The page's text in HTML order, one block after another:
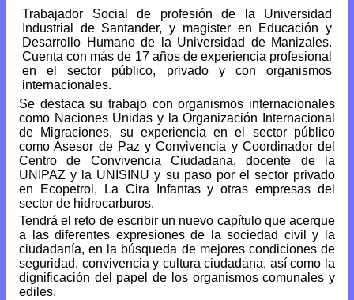
Trabajador Social de profesión de la Universidad
Industrial de Santander, y magister en Educación y
Desarrollo Humano de la Universidad de Manizales.
Cuenta con más de 17 años de experiencia profesional
en el sector público, privado y con organismos
internacionales.
Se destaca su trabajo con organismos internacionales
como Naciones Unidas y la Organización Internacional
de Migraciones, su experiencia en el sector público
como Asesor de Paz y Convivencia y Coordinador del
Centro de Convivencia Ciudadana, docente de la
UNIPAZ y la UNISINU y su paso por el sector privado
en Ecopetrol, La Cira Infantas y otras empresas del
sector de hidrocarburos.
Tendrá el reto de escribir un nuevo capítulo que acerque
a las diferentes expresiones de la sociedad civil y la
ciudadanía, en la búsqueda de mejores condiciones de
seguridad, convivencia y cultura ciudadana, así como la
dignificación del papel de los organismos comunales y
ediles.